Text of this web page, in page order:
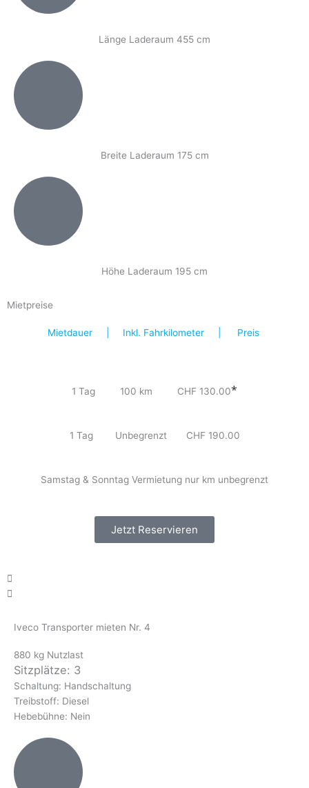
Länge Laderaum 455 cm
Breite Laderaum 175 cm
Höhe Laderaum 195 cm
Mietpreise
Mietdauer | Inkl. Fahrkilometer | Preis
1 Tag 100 km CHF 130.00*
1 Tag Unbegrenzt CHF 190.00
Samstag & Sonntag Vermietung nur km unbegrenzt
Jetzt Reservieren
Iveco Transporter mieten Nr. 4
880 kg Nutzlast
Sitzplätze: 3
Schaltung: Handschaltung
Treibstoff: Diesel
Hebebühne: Nein